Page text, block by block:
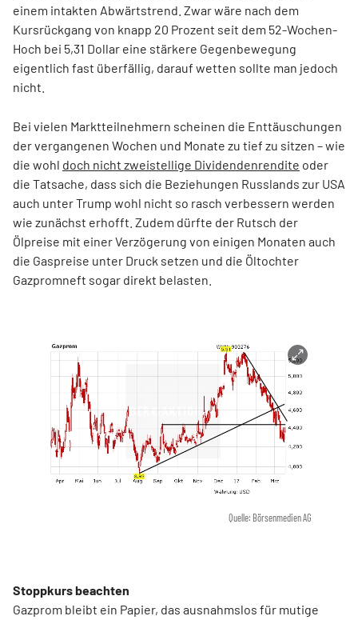
einem intakten Abwärtstrend. Zwar wäre nach dem
Kursrückgang von knapp 20 Prozent seit dem 52-Wochen-
Hoch bei 5,31 Dollar eine stärkere Gegenbewegung
eigentlich fast überfällig, darauf wetten sollte man jedoch
nicht.
Bei vielen Marktteilnehmern scheinen die Enttäuschungen
der vergangenen Wochen und Monate zu tief zu sitzen – wie
die wohl doch nicht zweistellige Dividendenrendite oder
die Tatsache, dass sich die Beziehungen Russlands zur USA
auch unter Trump wohl nicht so rasch verbessern werden
wie zunächst erhofft. Zudem dürfte der Rutsch der
Ölpreise mit einer Verzögerung von einigen Monaten auch
die Gaspreise unter Druck setzen und die Öltochter
Gazpromneft sogar direkt belasten.
Quelle: Börsenmedien AG
Stoppkurs beachten
Gazprom bleibt ein Papier, das ausnahmslos für mutige